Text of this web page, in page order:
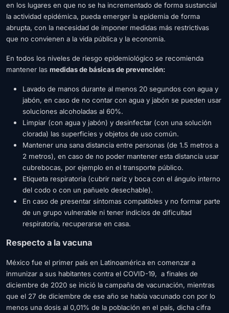
en los lugares en que no se ha incrementado de forma sustancial
la actividad epidémica, pueda emerger la epidemia de forma
abrupta, con la necesidad de imponer medidas más restrictivas
que no convienen a la vida pública y la economía.
En todos los niveles de riesgo epidemiológico se recomienda
mantener las medidas de básicas de prevención:
Lavado de manos durante al menos 20 segundos con agua y
jabón, en caso de no contar con agua y jabón se pueden usar
soluciones alcoholadas al 60%.
Limpiar (con agua y jabón) y desinfectar (con una solución
clorada) las superficies y objetos de uso común.
Mantener una sana distancia entre personas (de 1.5 metros a
2 metros), en caso de no poder mantener esta distancia usar
cubrebocas, por ejemplo en el transporte público.
Etiqueta respiratoria (cubrir nariz y boca con el ángulo interno
del codo o con un pañuelo desechable).
En caso de presentar síntomas compatibles y no formar parte
de un grupo vulnerable ni tener indicios de dificultad
respiratoria, recuperarse en casa.
Respecto a la vacuna
México fue el primer país en Latinoamérica en comenzar a
inmunizar a sus habitantes contra el COVID-19, a finales de
diciembre de 2020 se inició la campaña de vacunación, mientras
que el 27 de diciembre de ese año se había vacunado con por lo
menos una dosis al 0,01% de la población en el país, dicha cifra